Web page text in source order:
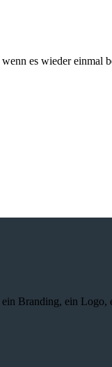
es wieder einmal
Branding, ein